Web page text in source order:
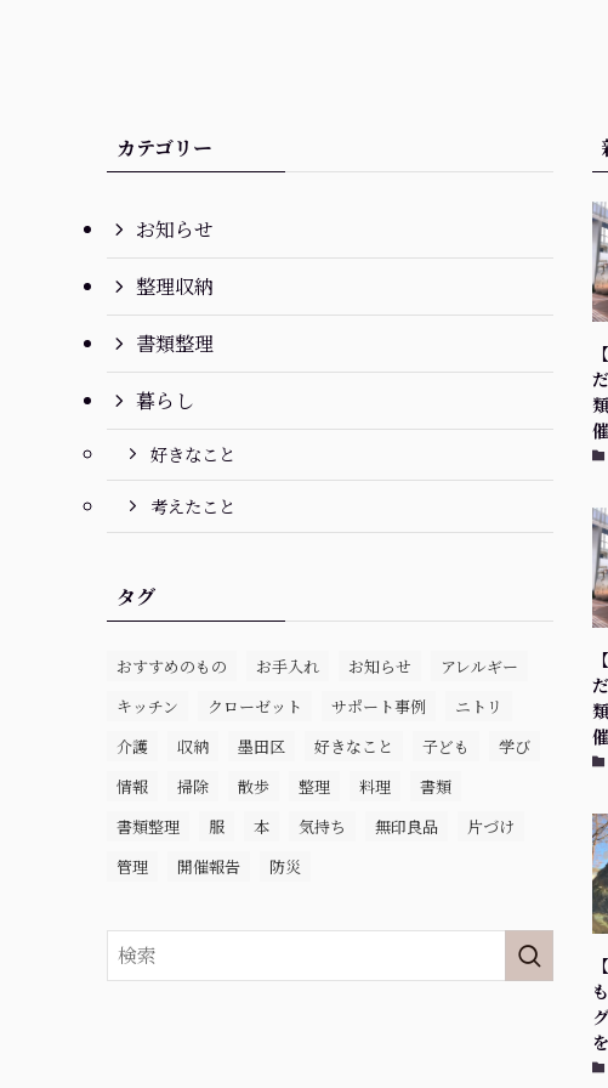
カテゴリー
お知らせ
整理収納
書類整理
暮らし
好きなこと
考えたこと
タグ
おすすめのもの お手入れ お知らせ
アレルギー
キッチン
クローゼット サポート事例
ニトリ
介護
収納 墨田区 好きなこと 子ども
学び
情報
掃除 散歩 整理 料理
書類
書類整理
服 本 気持ち 無印良品
片づけ
管理
開催報告 防災